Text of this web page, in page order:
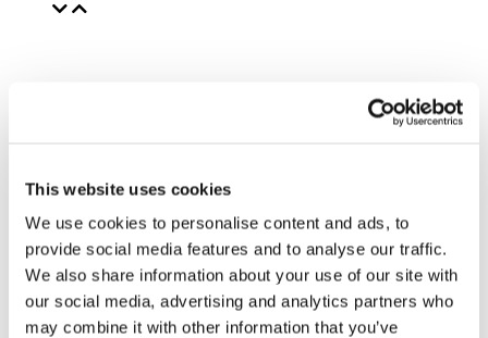
This website uses cookies
We use cookies to personalise content and ads, to
provide social media features and to analyse our traffic.
We also share information about your use of our site with
our social media, advertising and analytics partners who
may combine it with other information that you’ve